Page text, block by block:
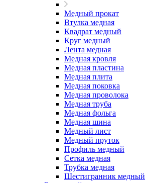
Медный прокат
Втулка медная
Квадрат медный
Круг медный
Лента медная
Медная кровля
Медная пластина
Медная плита
Медная поковка
Медная проволока
Медная труба
Медная фольга
Медная шина
Медный лист
Медный пруток
Профиль медный
Сетка медная
Трубка медная
Шестигранник медный